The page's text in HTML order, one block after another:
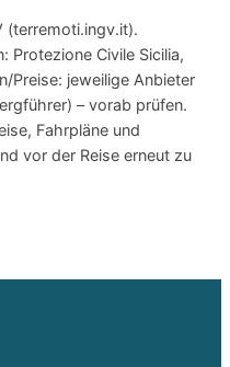
(terremoti.ingv.it).
Protezione Civile Sicilia,
Preise: jeweilige Anbieter
– vorab prüfen.
Fahrpläne und
vor der Reise erneut zu